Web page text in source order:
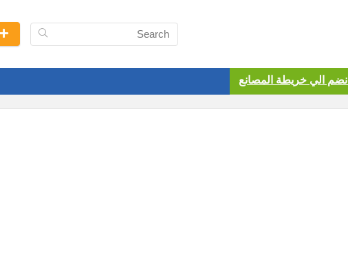
انضم الي خريطة المصانع